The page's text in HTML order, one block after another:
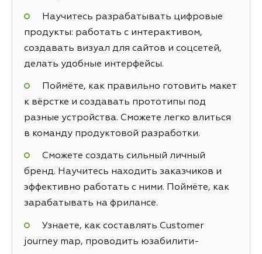
Научитесь разрабатывать цифровые
продукты: работать с интерактивом,
создавать визуал для сайтов и соцсетей,
делать удобные интерфейсы.
Поймёте, как правильно готовить макет
к вёрстке и создавать прототипы под
разные устройства. Сможете легко влиться
в команду продуктовой разработки.
Сможете создать сильный личный
бренд. Научитесь находить заказчиков и
эффективно работать с ними. Поймёте, как
зарабатывать на фрилансе.
Узнаете, как составлять Customer
journey map, проводить юзабилити-